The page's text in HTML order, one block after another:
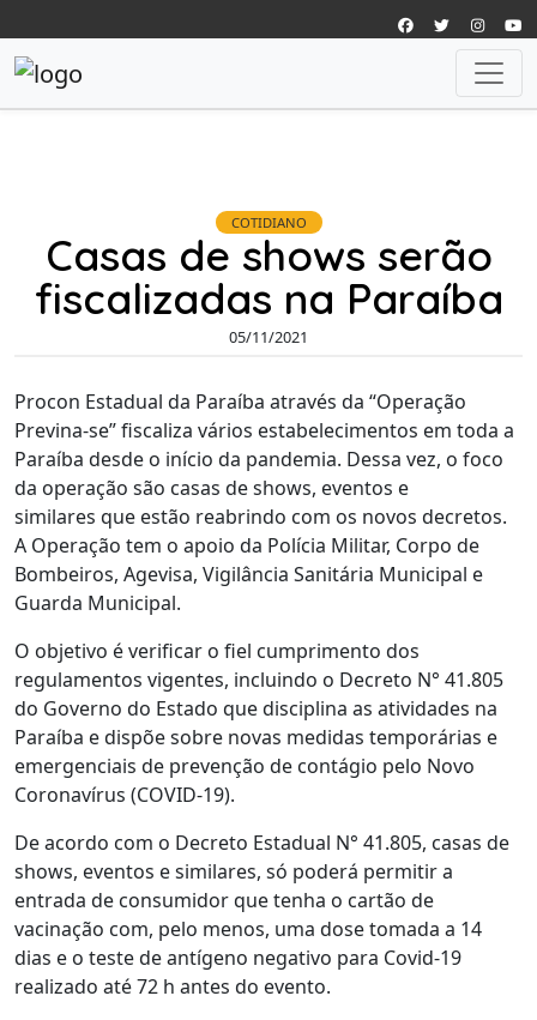
COTIDIANO
Casas de shows serão
fiscalizadas na Paraíba
05/11/2021
Procon Estadual da Paraíba através da “Operação
Previna-se” fiscaliza vários estabelecimentos em toda a
Paraíba desde o início da pandemia. Dessa vez, o foco
da operação são casas de shows, eventos e
similares que estão reabrindo com os novos decretos.
A Operação tem o apoio da Polícia Militar, Corpo de
Bombeiros, Agevisa, Vigilância Sanitária Municipal e
Guarda Municipal.
O objetivo é verificar o fiel cumprimento dos
regulamentos vigentes, incluindo o Decreto N° 41.805
do Governo do Estado que disciplina as atividades na
Paraíba e dispõe sobre novas medidas temporárias e
emergenciais de prevenção de contágio pelo Novo
Coronavírus (COVID-19).
De acordo com o Decreto Estadual N° 41.805, casas de
shows, eventos e similares, só poderá permitir a
entrada de consumidor que tenha o cartão de
vacinação com, pelo menos, uma dose tomada a 14
dias e o teste de antígeno negativo para Covid-19
realizado até 72 h antes do evento.